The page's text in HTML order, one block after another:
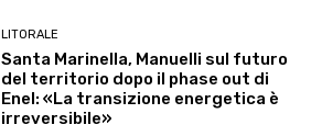
LITORALE
Santa Marinella, Manuelli sul futuro
del territorio dopo il phase out di
Enel: «La transizione energetica è
irreversibile»